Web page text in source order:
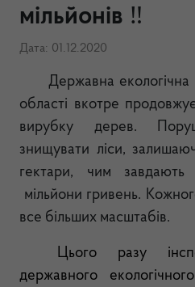
мільйонів ‼️
Дата: 01.12.2020
Державна екологічна
області вкотре
вирубку дерев.
знищувати ліси,
гектари, чим завдають
мільйони гривень.
все більших масштабів.
Цього разу
державного